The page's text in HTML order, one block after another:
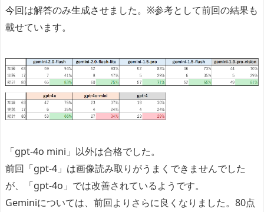
今回は解答のみ生成させました。※参考として前回の結果も
載せています。
「gpt-4o mini」以外は合格でした。
前回「gpt-4」は画像読み取りがうまくできませんでした
が、「gpt-4o」では改善されているようです。
Geminiについては、前回よりさらに良くなりました。80点